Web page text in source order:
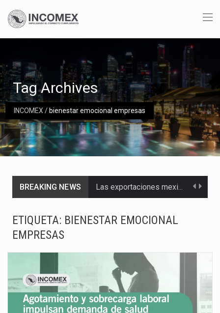
INCOMEX/ bienestar emocional empresas
Tag Archives
BREAKING NEWS Las exportaciones mexicanas de vehículos ligeros disminuyeron 9.67 % en julio a tasa anual, alcanzando…
ETIQUETA: BIENESTAR EMOCIONAL
EMPRESAS